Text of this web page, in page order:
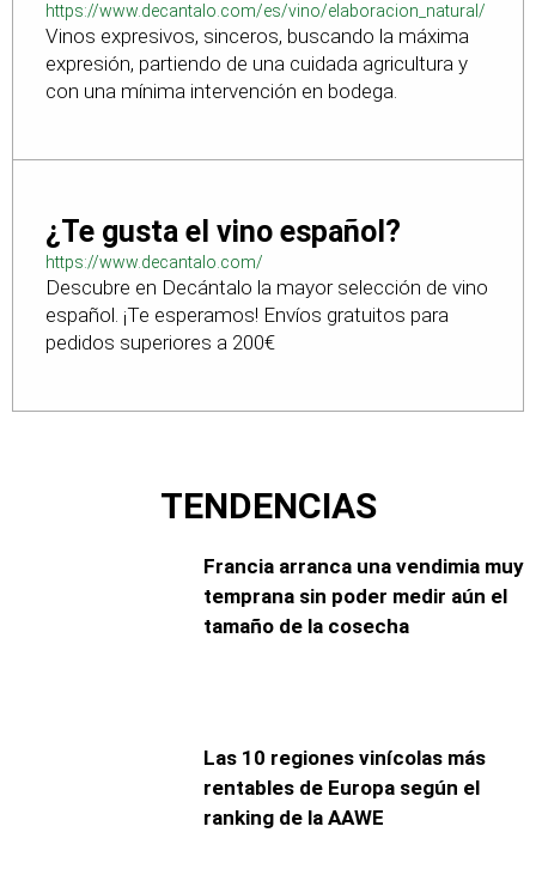
https://www.decantalo.com/es/vino/elaboracion_natural/
Vinos expresivos, sinceros, buscando la máxima
expresión, partiendo de una cuidada agricultura y
con una mínima intervención en bodega.
¿Te gusta el vino español?
https://www.decantalo.com/
Descubre en Decántalo la mayor selección de vino
español. ¡Te esperamos! Envíos gratuitos para
pedidos superiores a 200€
TENDENCIAS
Francia arranca una vendimia muy
temprana sin poder medir aún el
tamaño de la cosecha
Las 10 regiones vinícolas más
rentables de Europa según el
ranking de la AAWE